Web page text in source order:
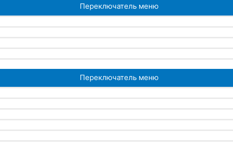
Переключатель меню
Переключатель меню